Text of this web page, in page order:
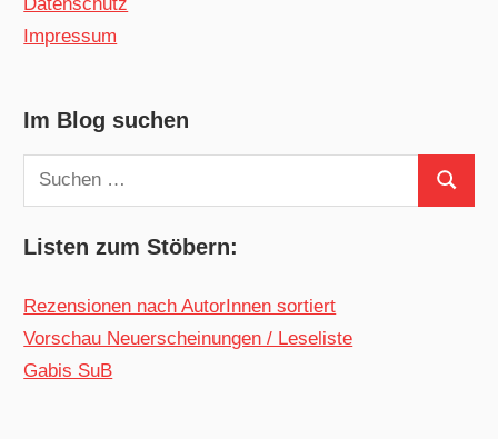
Impressum
Im Blog suchen
Suchen
nach:
Suchen
Listen zum Stöbern:
Rezensionen nach AutorInnen sortiert
Vorschau Neuerscheinungen / Leseliste
Gabis SuB